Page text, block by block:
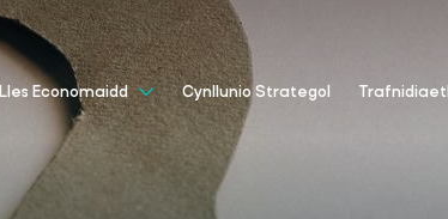
Lles Economaidd Cynllunio Strategol